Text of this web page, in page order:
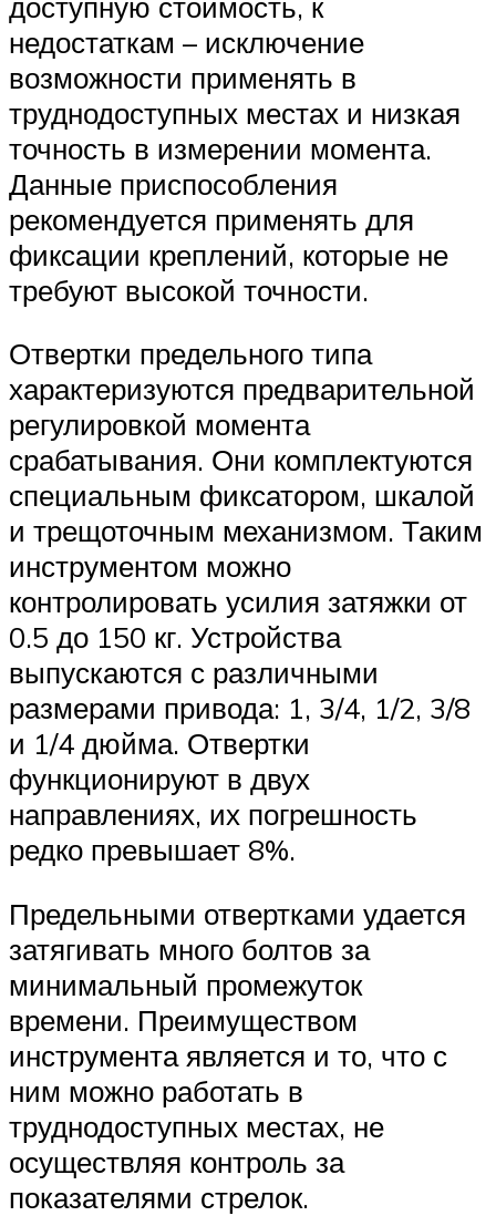
недостаткам – исключение
возможности применять в
труднодоступных местах и низкая
точность в измерении момента.
Данные приспособления
рекомендуется применять для
фиксации креплений, которые не
требуют высокой точности.
Отвертки предельного типа
характеризуются предварительной
регулировкой момента
срабатывания. Они комплектуются
специальным фиксатором, шкалой
и трещоточным механизмом. Таким
инструментом можно
контролировать усилия затяжки от
0.5 до 150 кг. Устройства
выпускаются с различными
размерами привода: 1, 3/4, 1/2, 3/8
и 1/4 дюйма. Отвертки
функционируют в двух
направлениях, их погрешность
редко превышает 8%.
Предельными отвертками удается
затягивать много болтов за
минимальный промежуток
времени. Преимуществом
инструмента является и то, что с
ним можно работать в
труднодоступных местах, не
осуществляя контроль за
показателями стрелок.